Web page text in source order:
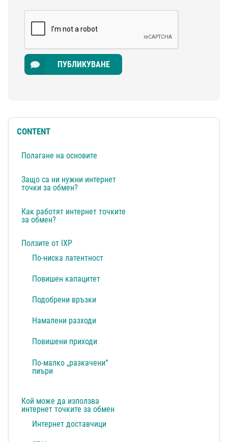
ПУБЛИКУВАНЕ
CONTENT
Полагане на основите
Защо са ни нужни интернет
точки за обмен?
Как работят интернет точките
за обмен?
Ползите от IXP
По-ниска латентност
Повишен капацитет
Подобрени връзки
Намалени разходи
Повишени приходи
По-малко „разкачени“
пиъри
Кой може да използва
интернет точките за обмен
Интернет доставчици